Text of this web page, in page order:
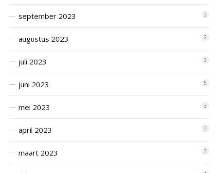
september 2023 3
augustus 2023 2
juli 2023 2
juni 2023 5
mei 2023 3
april 2023 3
maart 2023 3